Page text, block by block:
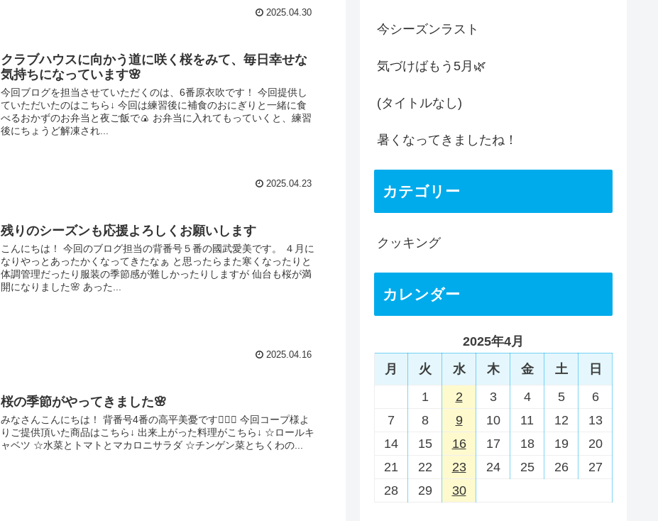
2025.04.30
クラブハウスに向かう道に咲く桜をみて、毎日幸せな
気持ちになっています🌸
今回ブログを担当させていただくのは、6番原衣吹です！ 今回提供し
ていただいたのはこちら↓ 今回は練習後に補食のおにぎりと一緒に食
べるおかずのお弁当と夜ご飯で🍙 お弁当に入れてもっていくと、練習
後にちょうど解凍され...
2025.04.23
残りのシーズンも応援よろしくお願いします
こんにちは！ 今回のブログ担当の背番号５番の國武愛美です。 ４月に
なりやっとあったかくなってきたなぁ と思ったらまた寒くなったりと
体調管理だったり服装の季節感が難しかったりしますが 仙台も桜が満
開になりました🌸 あった...
2025.04.16
桜の季節がやってきました🌸
みなさんこんにちは！ 背番号4番の高平美憂です🙋🏻‍♀️ 今回コープ様よ
りご提供頂いた商品はこちら↓ 出来上がった料理がこちら↓ ‪☆ロールキ
ャベツ ‪☆水菜とトマトとマカロニサラダ ‪☆チンゲン菜とちくわの...
今シーズンラスト
気づけばもう5月🌿
(タイトルなし)
暑くなってきましたね！
カテゴリー
クッキング
カレンダー
2025年4月
月
火 水 木 金 土
日
1
2 3 4 5
6
7
8 9 10 11 12
13
14
15 16 17 18 19
20
21
22 23 24 25 26
27
28
29 30